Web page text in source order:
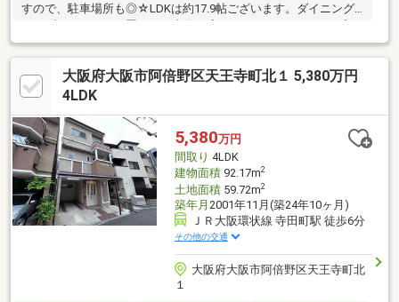
すので、駐車場所も◎☆LDKは約17.9帖ございます。ダイニング
な長方形型のダイニングは工夫次第で色々なレイアウトをお楽し
み頂けますね☆リビング階段の為自然とご家族と顔を合わせるよ
うになり、お互いの様子が分かりますね☆各居室に収納スペース
がございます。1階と3階には納戸がある為、収納場所に困りませ
事の時短も◎☆トイレは1階、2階にございます。混み合う朝も安
心ですね
大阪府大阪市阿倍野区天王寺町北１ 5,380万円
4LDK
5,380万円
間取り 4LDK
建物面積92.17m2
土地面積59.72m2
築年月 2001年11月(築24年10ヶ月)
ＪＲ大阪環状線 寺田町駅 徒歩6分
その他の交通
大阪府大阪市阿倍野区天王寺町北
１